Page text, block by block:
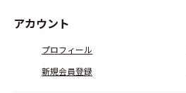
アカウント
プロフィール
新規会員登録